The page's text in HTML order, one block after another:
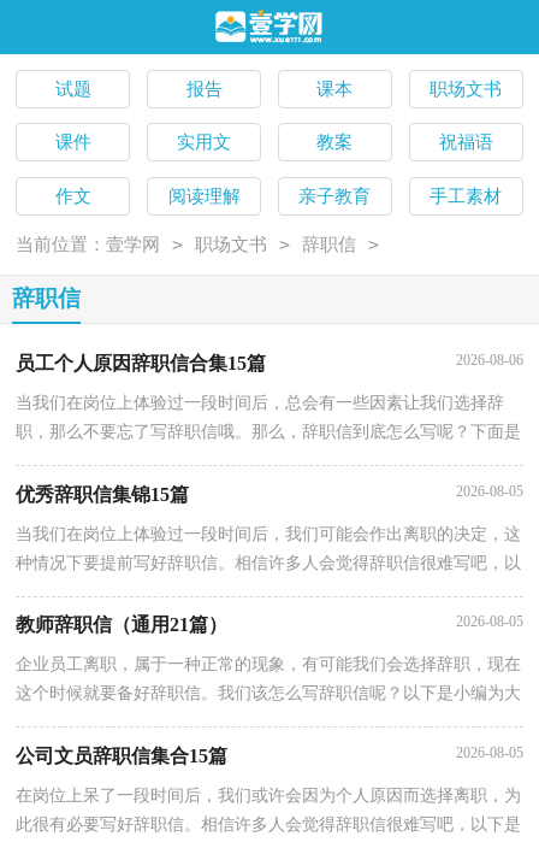
试题 报告 课本 职场文书
课件 实用文 教案 祝福语
作文 阅读理解 亲子教育 手工素材
当前位置：壹学网 > 职场文书 > 辞职信 >
辞职信
员工个人原因辞职信合集15篇 2026-08-06
当我们在岗位上体验过一段时间后，总会有一些因素让我们选择辞
职，那么不要忘了写辞职信哦。那么，辞职信到底怎么写呢？下面是
小编为大家整理的员工个人原因辞职信，希望对大家有所帮助。员工
个
优秀辞职信集锦15篇 2026-08-05
当我们在岗位上体验过一段时间后，我们可能会作出离职的决定，这
种情况下要提前写好辞职信。相信许多人会觉得辞职信很难写吧，以
教师辞职信（通用21篇） 2026-08-05
企业员工离职，属于一种正常的现象，有可能我们会选择辞职，现在
这个时候就要备好辞职信。我们该怎么写辞职信呢？以下是小编为大
家整理的教师辞职信，欢迎阅读，希望大家能够喜欢。教师辞职信
公司文员辞职信集合15篇 2026-08-05
在岗位上呆了一段时间后，我们或许会因为个人原因而选择离职，为
此很有必要写好辞职信。相信许多人会觉得辞职信很难写吧，以下是